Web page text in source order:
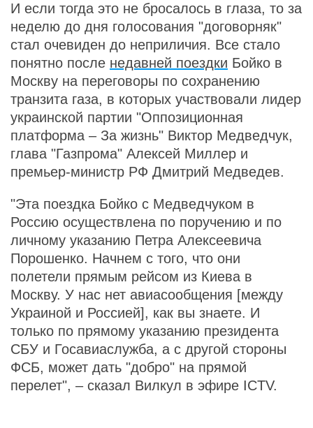
И если тогда это не бросалось в глаза, то за
неделю до дня голосования "договорняк"
стал очевиден до неприличия. Все стало
понятно после недавней поездки Бойко в
Москву на переговоры по сохранению
транзита газа, в которых участвовали лидер
украинской партии "Оппозиционная
платформа – За жизнь" Виктор Медведчук,
глава "Газпрома" Алексей Миллер и
премьер-министр РФ Дмитрий Медведев.
"Эта поездка Бойко с Медведчуком в
Россию осуществлена по поручению и по
личному указанию Петра Алексеевича
Порошенко. Начнем с того, что они
полетели прямым рейсом из Киева в
Москву. У нас нет авиасообщения [между
Украиной и Россией], как вы знаете. И
только по прямому указанию президента
СБУ и Госавиаслужба, а с другой стороны
ФСБ, может дать "добро" на прямой
перелет", – сказал Вилкул в эфире ICTV.